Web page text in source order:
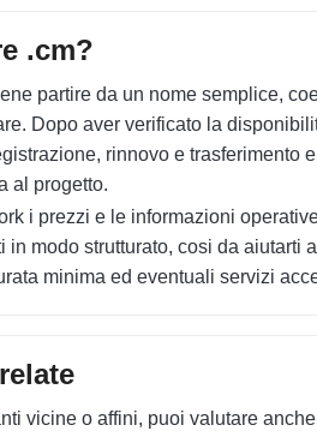
.cm?
partire da un nome semplice,
Dopo aver verificato la
rinnovo e trasferimento
al progetto.
i prezzi e le informazioni
in modo strutturato, cosi da aiutarti
minima ed eventuali servizi
vicine o affini, puoi valutare